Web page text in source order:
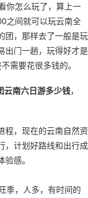
你怎么玩了，算上一
之间就可以玩云南全
团，那样去了一般是玩
出门一趟，玩得好才是
需要花很多钱的。
云南六日游多少钱，
程，现在的云南自然资
，计划好路线和出行成
感。
季，人多，有时间的